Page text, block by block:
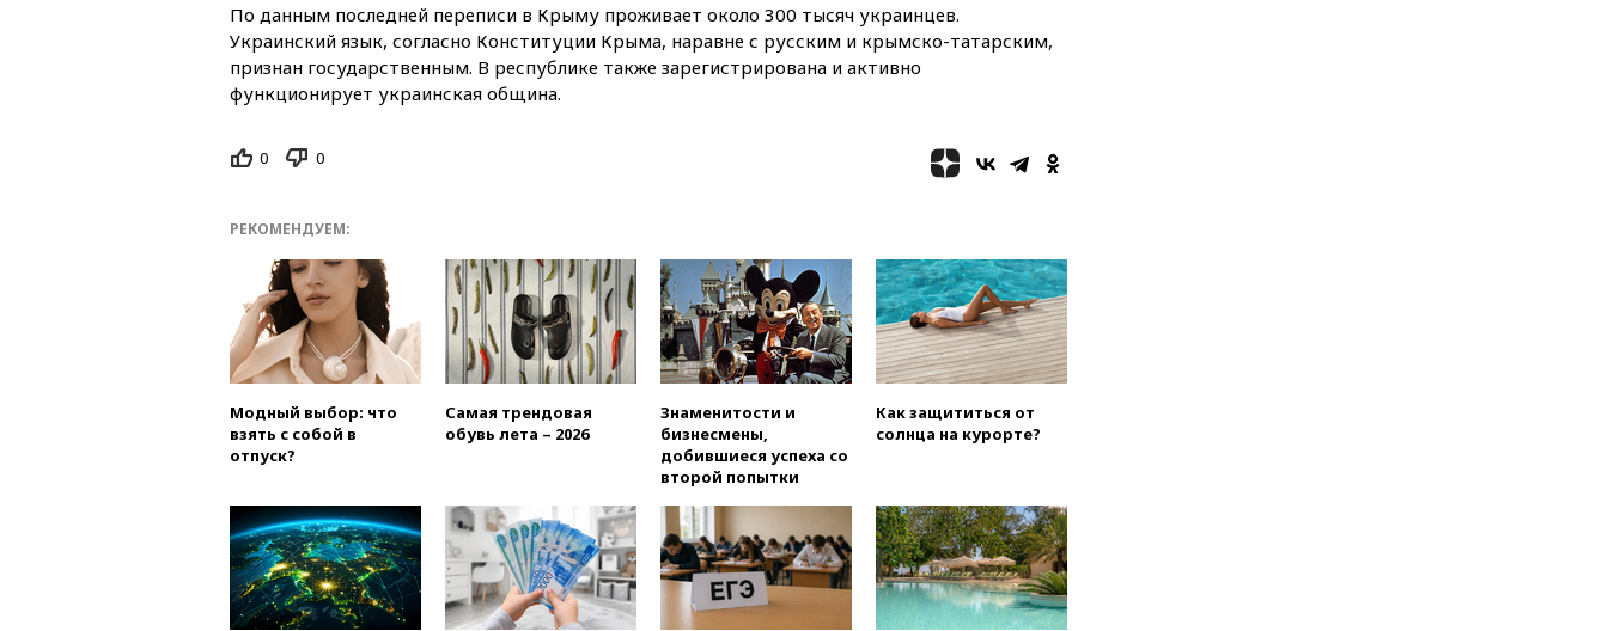
вчера, 21:35
«Аэрофлот»
отменяет часть рейсов в Сочи
и Геленджик
Европы в прыжках с 10-
метровой вышки
концессии строительства ж/д
в Армении
вчера, 21:00В России вновь
обсуждают эксперимент по
онлайн-продаже алкоголя
россиянам могут
рекомендовать не посещать
Армению
сбила еще 281 украинский
беспилотник над Россией
вчера, 20:27Ямпольская
призвала оптимизировать
олимпиады для поступления в
По данным последней переписи в Крыму проживает около 300 тысяч украинцев.
Украинский язык, согласно Конституции Крыма, наравне с русским и крымско-татарским,
признан государственным. В республике также зарегистрирована и активно
функционирует украинская община.
0 0
РЕКОМЕНДУЕМ:
Модный выбор: что
взять с собой в
отпуск?
Самая трендовая
обувь лета – 2026
Знаменитости и
бизнесмены,
добившиеся успеха со
второй попытки
Как защититься от
солнца на курорте?